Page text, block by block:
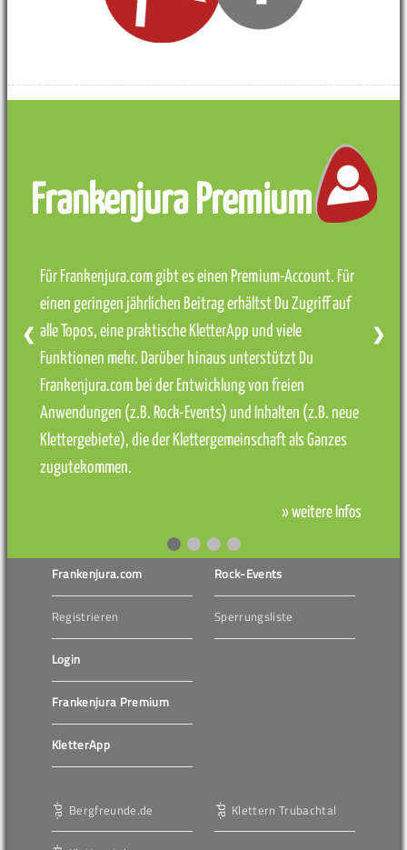
Frankenjura Premium
Für Frankenjura.com gibt es einen Premium-Account. Für
einen geringen jährlichen Beitrag erhältst Du Zugriff auf
alle Topos, eine praktische KletterApp und viele
Funktionen mehr. Darüber hinaus unterstützt Du
Frankenjura.com bei der Entwicklung von freien
Anwendungen (z.B. Rock-Events) und Inhalten (z.B. neue
Klettergebiete), die der Klettergemeinschaft als Ganzes
zugutekommen.
» weitere Infos
❮ ❯
Frankenjura.com
Registrieren
Login
Frankenjura Premium
KletterApp
Rock-Events
Sperrungsliste
Bergfreunde.de Klettern Trubachtal